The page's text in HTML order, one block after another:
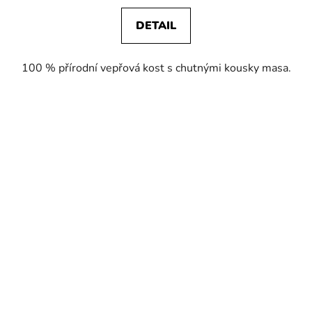
DETAIL
100 % přírodní vepřová kost s chutnými kousky masa.